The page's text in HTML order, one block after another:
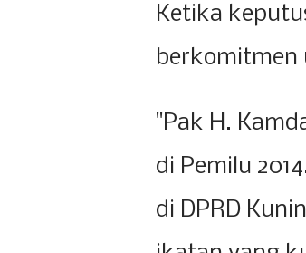
Ketika
berkomitmen
"Pak H.
di Pemilu
di DPRD